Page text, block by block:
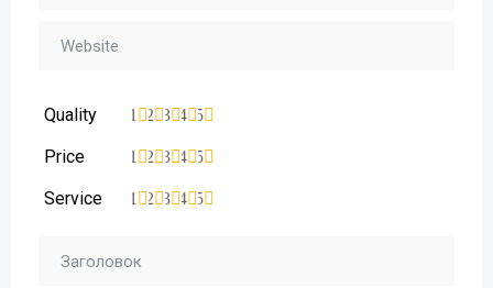
Quality 5
4
3
2
1
Price 5
4
3
2
1
Service 5
4
3
2
1